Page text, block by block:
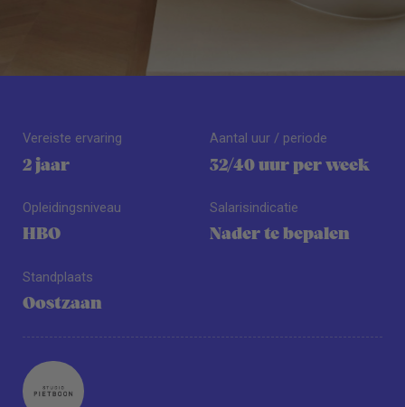
Vereiste ervaring
2 jaar
Opleidingsniveau
HBO
Standplaats
Oostzaan
Aantal uur / periode
32/40 uur per week
Salarisindicatie
Nader te bepalen